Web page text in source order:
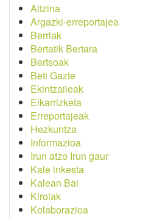
Aitzina
Argazki-erreportajea
Berriak
Bertatik Bertara
Bertsoak
Beti Gazte
Ekintzaileak
Elkarrizketa
Erreportajeak
Hezkuntza
Informazioa
Irun atzo Irun gaur
Kale inkesta
Kalean Bai
Kirolak
Kolaborazioa